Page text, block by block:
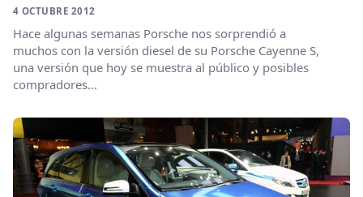
4 OCTUBRE 2012
Hace algunas semanas Porsche nos sorprendió a
muchos con la versión diesel de su Porsche Cayenne S,
una versión que hoy se muestra al público y posibles
compradores...